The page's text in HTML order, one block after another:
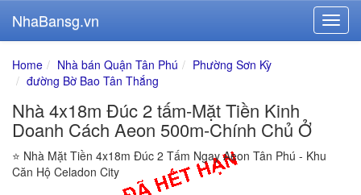
NhaBansg.vn
Home Nhà bán Quận Tân Phú
Phường Sơn Kỳ
đường Bờ Bao Tân Thắng
Nhà 4x18m Đúc 2 tấm-Mặt Tiền Kinh
Doanh Cách Aeon 500m-Chính Chủ Ở
⭐️ Nhà Mặt Tiền 4x18m Đúc 2 Tấm Ngay Aeon Tân Phú - Khu
Căn Hộ Celadon City